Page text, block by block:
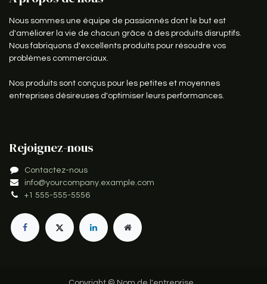
Nous sommes une équipe de passionnés dont le but est
d'améliorer la vie de chacun grâce à des produits disruptifs.
Nous fabriquons d'excellents produits pour résoudre vos
problèmes commerciaux.
Nos produits sont conçus pour les petites et moyennes
entreprises désireuses d'optimiser leurs performances.
Rejoignez-nous
Contactez-nous
info@yourcompany.example.com
+1 555-555-5556